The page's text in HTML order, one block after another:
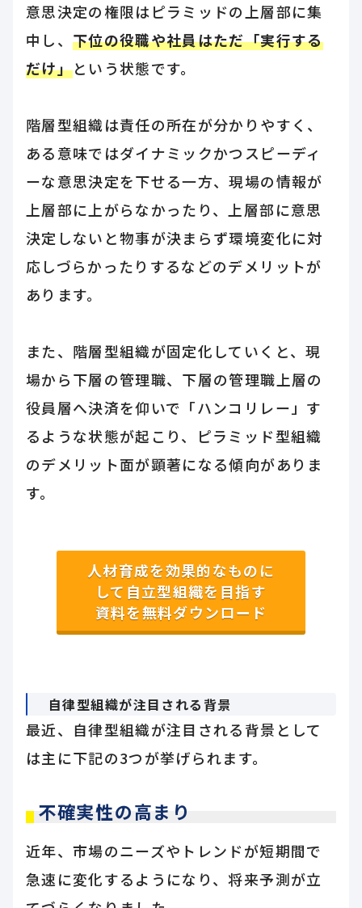
意思決定の権限はピラミッドの上層部に集
中し、下位の役職や社員はただ「実行する
だけ」という状態です。
階層型組織は責任の所在が分かりやすく、
ある意味ではダイナミックかつスピーディ
ーな意思決定を下せる一方、現場の情報が
上層部に上がらなかったり、上層部に意思
決定しないと物事が決まらず環境変化に対
応しづらかったりするなどのデメリットが
あります。
また、階層型組織が固定化していくと、現
場から下層の管理職、下層の管理職上層の
役員層へ決済を仰いで「ハンコリレー」す
るような状態が起こり、ピラミッド型組織
のデメリット面が顕著になる傾向がありま
す。
人材育成を効果的なものに
して自立型組織を目指す
資料を無料ダウンロード
自律型組織が注目される背景
最近、自律型組織が注目される背景として
は主に下記の3つが挙げられます。
不確実性の高まり
近年、市場のニーズやトレンドが短期間で
急速に変化するようになり、将来予測が立